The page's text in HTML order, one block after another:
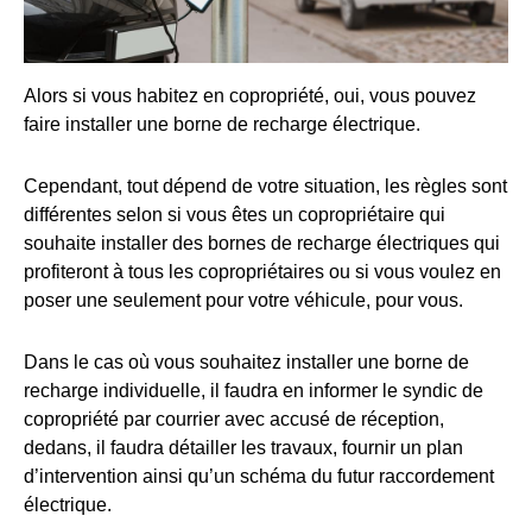
Alors si vous habitez en copropriété, oui, vous pouvez
faire installer une borne de recharge électrique.
Cependant, tout dépend de votre situation, les règles sont
différentes selon si vous êtes un copropriétaire qui
souhaite installer des bornes de recharge électriques qui
profiteront à tous les copropriétaires ou si vous voulez en
poser une seulement pour votre véhicule, pour vous.
Dans le cas où vous souhaitez installer une borne de
recharge individuelle, il faudra en informer le syndic de
copropriété par courrier avec accusé de réception,
dedans, il faudra détailler les travaux, fournir un plan
d’intervention ainsi qu’un schéma du futur raccordement
électrique.